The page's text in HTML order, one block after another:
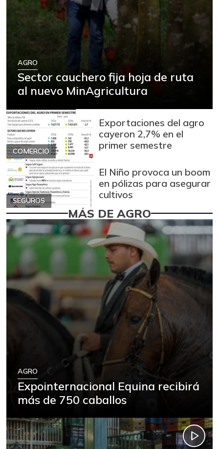
AGRO
Sector cauchero fija hoja de ruta
al nuevo MinAgricultura
COMERCIO
Exportaciones del agro
cayeron 2,7% en el
primer semestre
SEGUROS
El Niño provoca un boom
en pólizas para asegurar
cultivos
MÁS DE AGRO
AGRO
Expointernacional Equina recibirá
más de 750 caballos